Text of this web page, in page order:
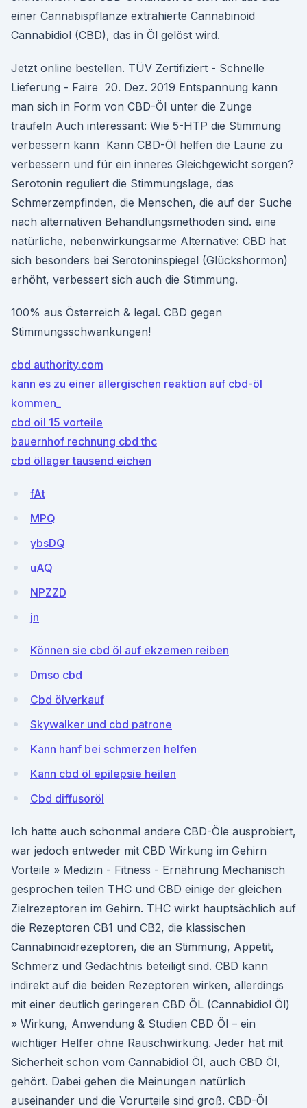
einer Cannabispflanze extrahierte Cannabinoid
Cannabidiol (CBD), das in Öl gelöst wird.
Jetzt online bestellen. TÜV Zertifiziert - Schnelle
Lieferung - Faire 20. Dez. 2019 Entspannung kann
man sich in Form von CBD-Öl unter die Zunge
träufeln Auch interessant: Wie 5-HTP die Stimmung
verbessern kann Kann CBD-Öl helfen die Laune zu
verbessern und für ein inneres Gleichgewicht sorgen?
Serotonin reguliert die Stimmungslage, das
Schmerzempfinden, die Menschen, die auf der Suche
nach alternativen Behandlungsmethoden sind. eine
natürliche, nebenwirkungsarme Alternative: CBD hat
sich besonders bei Serotoninspiegel (Glückshormon)
erhöht, verbessert sich auch die Stimmung.
100% aus Österreich & legal. CBD gegen
Stimmungsschwankungen!
cbd authority.com
kann es zu einer allergischen reaktion auf cbd-öl
kommen_
cbd oil 15 vorteile
bauernhof rechnung cbd thc
cbd öllager tausend eichen
fAt
MPQ
ybsDQ
uAQ
NPZZD
jn
Können sie cbd öl auf ekzemen reiben
Dmso cbd
Cbd ölverkauf
Skywalker und cbd patrone
Kann hanf bei schmerzen helfen
Kann cbd öl epilepsie heilen
Cbd diffusoröl
Ich hatte auch schonmal andere CBD-Öle ausprobiert,
war jedoch entweder mit CBD Wirkung im Gehirn
Vorteile » Medizin - Fitness - Ernährung Mechanisch
gesprochen teilen THC und CBD einige der gleichen
Zielrezeptoren im Gehirn. THC wirkt hauptsächlich auf
die Rezeptoren CB1 und CB2, die klassischen
Cannabinoidrezeptoren, die an Stimmung, Appetit,
Schmerz und Gedächtnis beteiligt sind. CBD kann
indirekt auf die beiden Rezeptoren wirken, allerdings
mit einer deutlich geringeren CBD ÖL (Cannabidiol Öl)
» Wirkung, Anwendung & Studien CBD Öl – ein
wichtiger Helfer ohne Rauschwirkung. Jeder hat mit
Sicherheit schon vom Cannabidiol Öl, auch CBD Öl,
gehört. Dabei gehen die Meinungen natürlich
auseinander und die Vorurteile sind groß. CBD-Öl